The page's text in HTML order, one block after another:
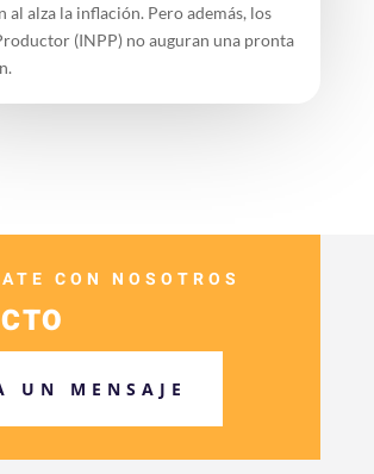
al alza la inflación. Pero además, los
(INPP) no auguran una pronta
CON NOSOTROS
UN MENSAJE